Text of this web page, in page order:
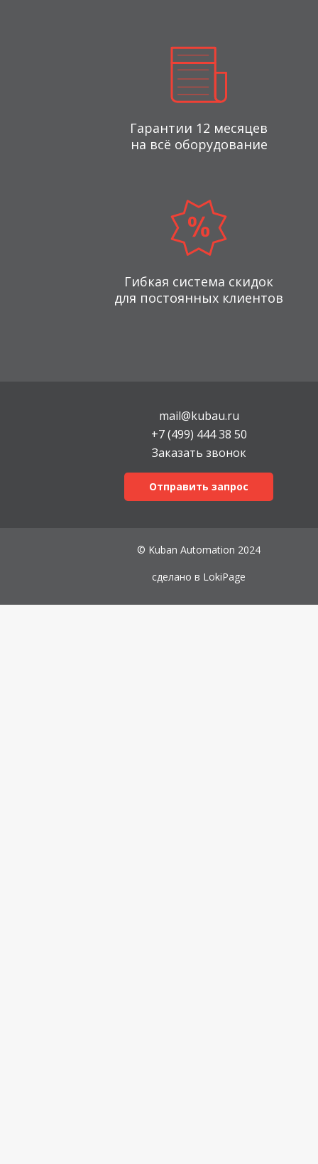
Гарантии 12 месяцев
на всё оборудование
Гибкая система скидок
для постоянных клиентов
mail@kubau.ru
+7 (499) 444 38 50
Заказать звонок
Отправить запрос
© Kuban Automation 2024
сделано в LokiPage